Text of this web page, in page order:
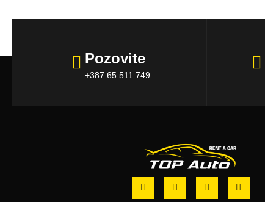
Pozovite
+387 65 511 749